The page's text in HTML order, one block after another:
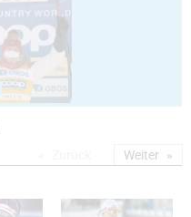
Weiter